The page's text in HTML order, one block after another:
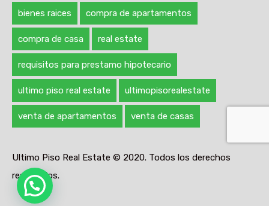
bienes raices compra de apartamentos
compra de casa real estate
requisitos para prestamo hipotecario
ultimo piso real estate ultimopisorealestate
venta de apartamentos venta de casas
Ultimo Piso Real Estate © 2020. Todos los derechos
reservados.